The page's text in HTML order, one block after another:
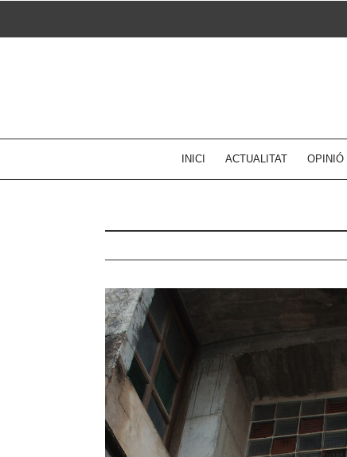
INICI ACTUALITAT OPINIÓ